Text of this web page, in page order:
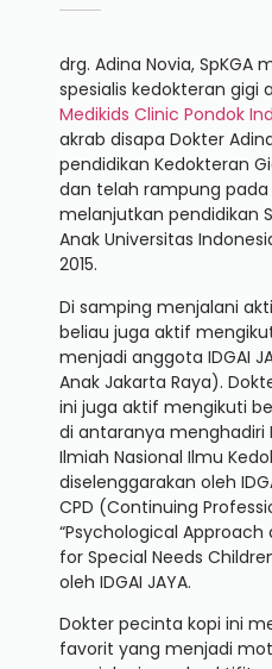
drg. Adina Novia, SpKGA
spesialis kedokteran gigi
Medikids Clinic Pondok
akrab disapa Dokter
pendidikan Kedokteran
dan telah rampung pada
melanjutkan pendidikan
Anak Universitas
2015.
Di samping menjalani
beliau juga aktif
menjadi anggota IDGAI
Anak Jakarta Raya).
ini juga aktif mengikuti
di antaranya menghadiri
Ilmiah Nasional Ilmu
diselenggarakan oleh
CPD (Continuing
“Psychological
for Special Needs
oleh IDGAI JAYA.
Dokter pecinta kopi ini
favorit yang menjadi